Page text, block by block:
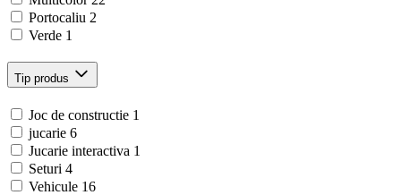
Portocaliu 2
Verde 1
Tip produs
Joc de constructie 1
jucarie 6
Jucarie interactiva 1
Seturi 4
Vehicule 16